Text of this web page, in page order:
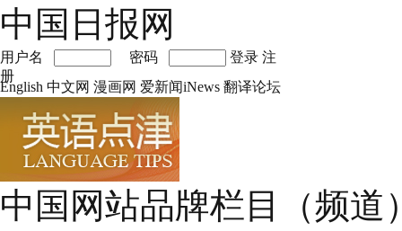
中国日报网
用户名 密码 登录 注
册
English 中文网 漫画网 爱新闻iNews 翻译论坛
中国网站品牌栏目（频道